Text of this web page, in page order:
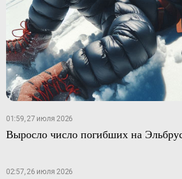
01:59, 27 июля 2026
Выросло число погибших на
02:57, 26 июля 2026